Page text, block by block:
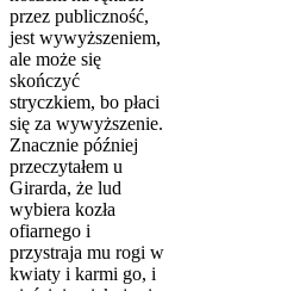
przez publiczność,
jest wywyższeniem,
ale może się
skończyć
stryczkiem, bo płaci
się za wywyższenie.
Znacznie później
przeczytałem u
Girarda, że lud
wybiera kozła
ofiarnego i
przystraja mu rogi w
kwiaty i karmi go, i